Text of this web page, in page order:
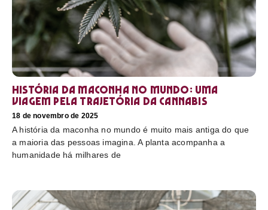
História da maconha no mundo: uma
viagem pela trajetória da cannabis
18 de novembro de 2025
A história da maconha no mundo é muito mais antiga do que
a maioria das pessoas imagina. A planta acompanha a
humanidade há milhares de